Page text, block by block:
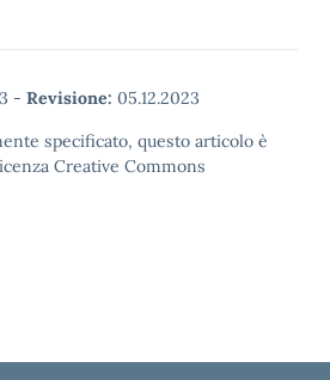
- Revisione: 05.12.2023
specificato, questo articolo è
Creative Commons